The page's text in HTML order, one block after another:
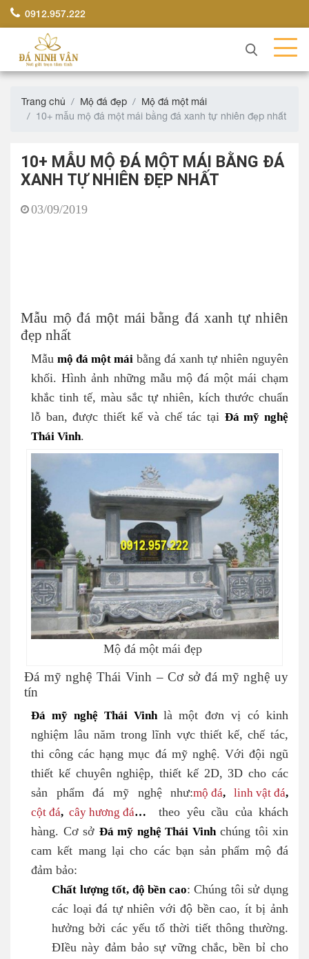
0912.957.222
Trang chủ Mộ đá đẹp
Mộ đá một mái
10+ mẫu mộ đá một mái bằng đá xanh tự nhiên đẹp nhất
10+ MẪU MỘ ĐÁ MỘT MÁI BẰNG ĐÁ
XANH TỰ NHIÊN ĐẸP NHẤT
03/09/2019
Mẫu mộ đá một mái bằng đá xanh tự nhiên
đẹp nhất
Mẫu mộ đá một mái bằng đá xanh tự nhiên nguyên
khối. Hình ảnh những mẫu mộ đá một mái chạm
khắc tinh tế, màu sắc tự nhiên, kích thước chuẩn
lỗ ban, được thiết kế và chế tác tại Đá mỹ nghệ
Thái Vinh
Mộ đá một mái đẹp
Đá mỹ nghệ Thái Vinh – Cơ sở đá mỹ nghệ uy
tín
Đá mỹ nghệ Thái Vinh là một đơn vị có kinh
nghiệm lâu năm trong lĩnh vực thiết kế, chế tác,
thi công các hạng mục đá mỹ nghệ. Với đội ngũ
thiết kế chuyên nghiệp, thiết kế 2D, 3D cho các
sản phẩm đá mỹ nghệ như:mộ đá,linh vật đá,
cột đá,cây hương đá…
theo yêu cầu của khách
hàng. Cơ sở Đá mỹ nghệ Thái Vinhchúng tôi xin
cam kết mang lại cho các bạn sản phẩm mộ đá
đảm bảo:
Chất lượng tốt, độ bền cao: Chúng tôi sử dụng
các loại đá tự nhiên với độ bền cao, ít bị ảnh
hưởng bởi các yếu tố thời tiết thông thường.
ĐIều này đảm bảo sự vững chắc, bền bỉ cho